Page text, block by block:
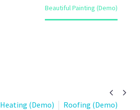
Beautiful Painting (Demo)
 
Heating (Demo) Roofing (Demo)